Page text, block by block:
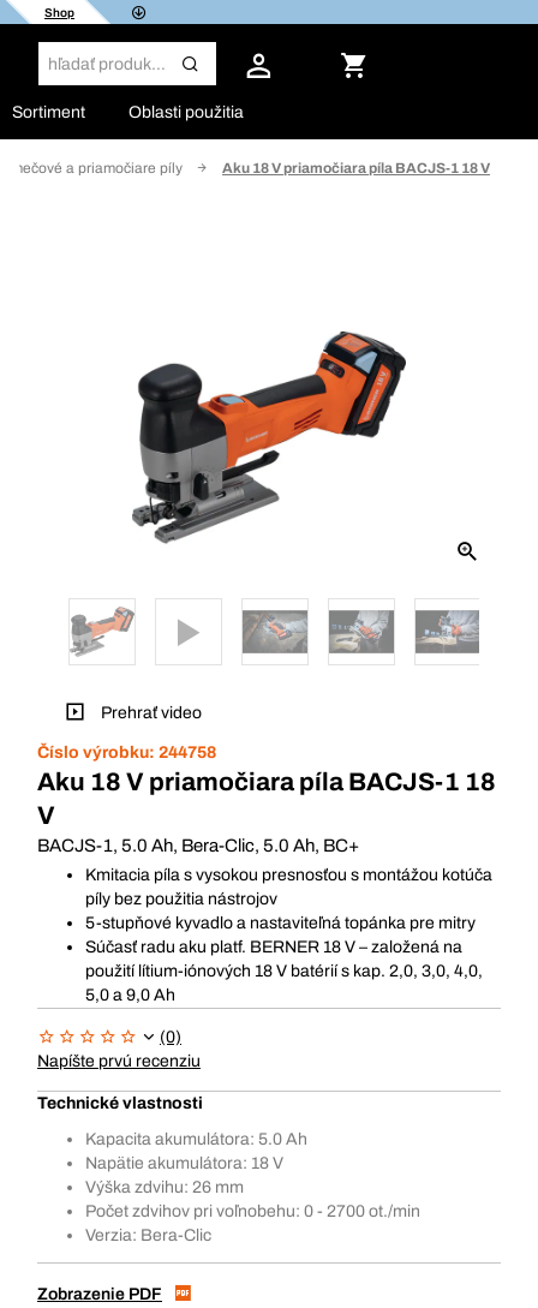
Shop
Sortiment Oblasti použitia
mečové a priamočiare píly Aku 18 V priamočiara píla BACJS-1 18 V
Prehrať video
Číslo výrobku: 244758
Aku 18 V priamočiara píla BACJS-1 18
V
BACJS-1, 5.0 Ah, Bera-Clic, 5.0 Ah, BC+
Kmitacia píla s vysokou presnosťou s montážou kotúča
píly bez použitia nástrojov
5-stupňové kyvadlo a nastaviteľná topánka pre mitry
Súčasť radu aku platf. BERNER 18 V – založená na
použití lítium-iónových 18 V batérií s kap. 2,0, 3,0, 4,0,
5,0 a 9,0 Ah
(0)
Napíšte prvú recenziu
Technické vlastnosti
Kapacita akumulátora: 5.0 Ah
Napätie akumulátora: 18 V
Výška zdvihu: 26 mm
Počet zdvihov pri voľnobehu: 0 - 2700 ot./min
Verzia: Bera-Clic
Zobrazenie PDF